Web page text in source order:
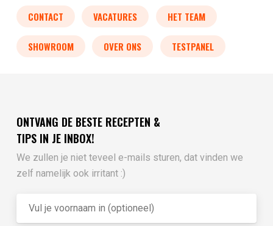
CONTACT VACATURES HET TEAM
SHOWROOM OVER ONS TESTPANEL
ONTVANG DE BESTE RECEPTEN &
TIPS IN JE INBOX!
We zullen je niet teveel e-mails sturen, dat vinden we
zelf namelijk ook irritant :)